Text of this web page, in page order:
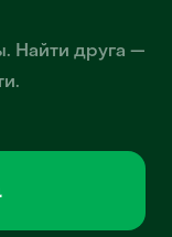
Найти друга —